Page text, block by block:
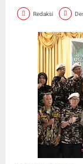
Redaksi